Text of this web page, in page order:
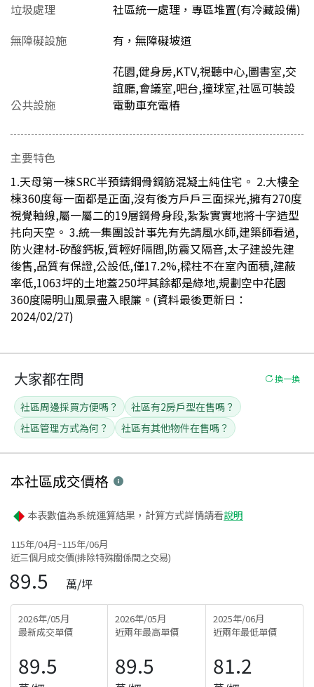
垃圾處理
社區統一處理，專區堆置(有冷藏設備)
無障礙設施
有，無障礙坡道
公共設施
花園,健身房,KTV,視聽中心,圖書室,交
誼廳,會議室,吧台,撞球室,社區可裝設
電動車充電樁
主要特色
1.天母第一棟SRC半預鑄鋼骨鋼筋混凝土純住宅。 2.大樓全
棟360度每一面都是正面,沒有後方戶戶三面採光,擁有270度
視覺軸線,屬一屬二的19層鋼骨身段,紮紮實實地將十字造型
扥向天空。 3.統一集團設計事先有先請風水師,建築師看過,
防火建材-矽酸鈣板,質輕好隔間,防震又隔音,太子建設先建
後售,品質有保證,公設低,僅17.2%,樑柱不在室內面積,建蔽
率低,1063坪的土地蓋250坪其餘都是綠地,規劃空中花園
360度陽明山風景盡入眼簾。(資料最後更新日：
2024/02/27)
大家都在問 換一換
社區周邊採買方便嗎？
社區有2房戶型在售嗎？
社區管理方式為何？
社區有其他物件在售嗎？
本社區成交價格
本表數值為系統運算結果，計算方式詳情請看說明
115年/04月~115年/06月
近三個月成交價(排除特殊關係間之交易)
89.5 萬/坪
2026年/05月
最新成交單價
89.5
2026年/05月
近兩年最高單價
89.5
2025年/06月
近兩年最低單價
81.2